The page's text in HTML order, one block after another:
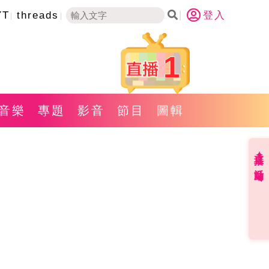
threads 登入
1
樂 專題 影音 節目 圖輯
直播✦活動